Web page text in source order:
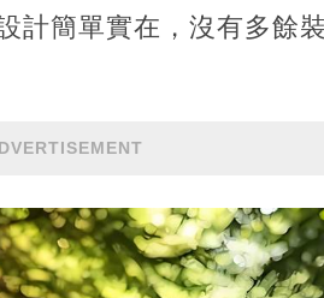
計簡單實在，沒有多餘